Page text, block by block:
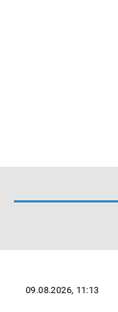
09.08.2026, 11:13